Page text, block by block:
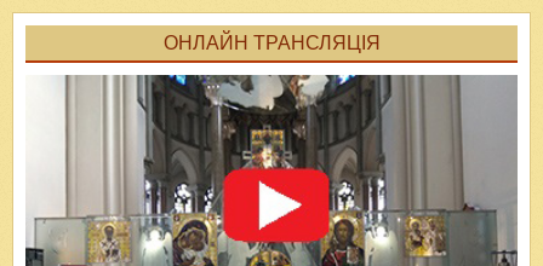
ОНЛАЙН ТРАНСЛЯЦІЯ